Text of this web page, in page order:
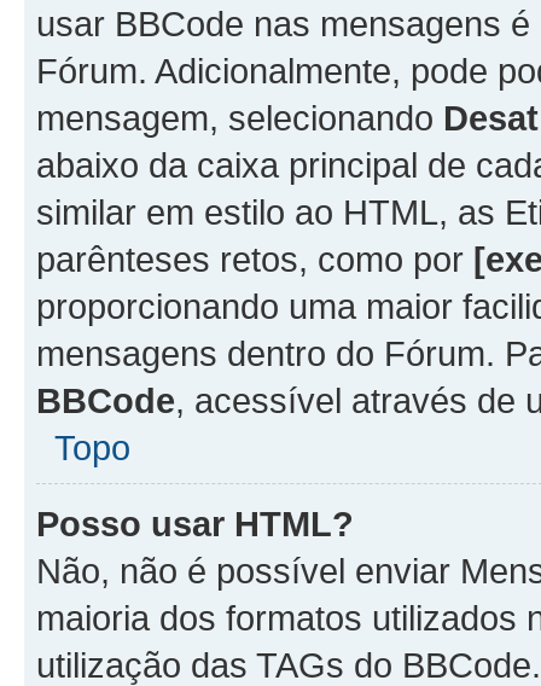
usar BBCode nas mensagens
Fórum. Adicionalmente, pode
mensagem, selecionando
abaixo da caixa principal de
similar em estilo ao HTML, as
parênteses retos, como por
proporcionando uma maior
mensagens dentro do Fórum.
BBCode, acessível através de
Topo
Posso usar HTML?
Não, não é possível enviar
maioria dos formatos utilizados
utilização das TAGs do BBCode.